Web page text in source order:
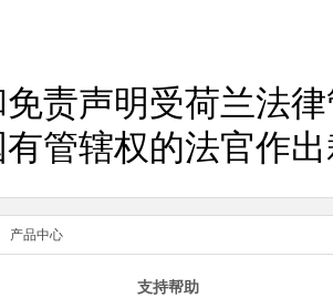
责声明受荷兰法
管辖权的法官作
产品中心
支持帮助